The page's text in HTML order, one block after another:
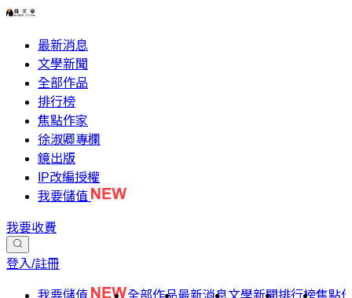
最新消息
文學新聞
全部作品
排行榜
焦點作家
徐淑卿專欄
鏡出版
IP改編授權
我要儲值
我要收費
登入/註冊